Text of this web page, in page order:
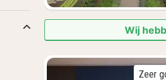
Wij
Zeer